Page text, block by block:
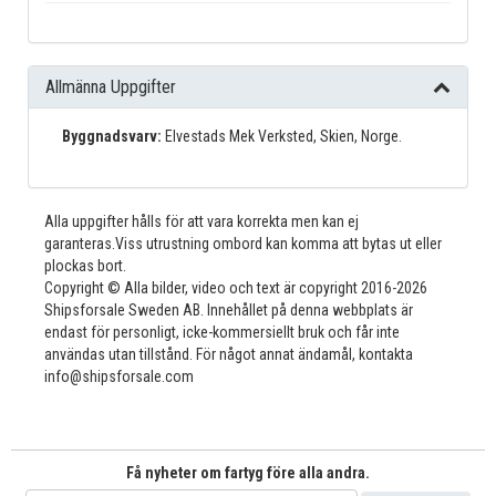
Allmänna Uppgifter
Byggnadsvarv: Elvestads Mek Verksted, Skien, Norge.
Alla uppgifter hålls för att vara korrekta men kan ej
garanteras.Viss utrustning ombord kan komma att bytas ut eller
plockas bort.
Copyright © Alla bilder, video och text är copyright 2016-2026
Shipsforsale Sweden AB. Innehållet på denna webbplats är
endast för personligt, icke-kommersiellt bruk och får inte
användas utan tillstånd. För något annat ändamål, kontakta
info@shipsforsale.com
Få nyheter om fartyg före alla andra.